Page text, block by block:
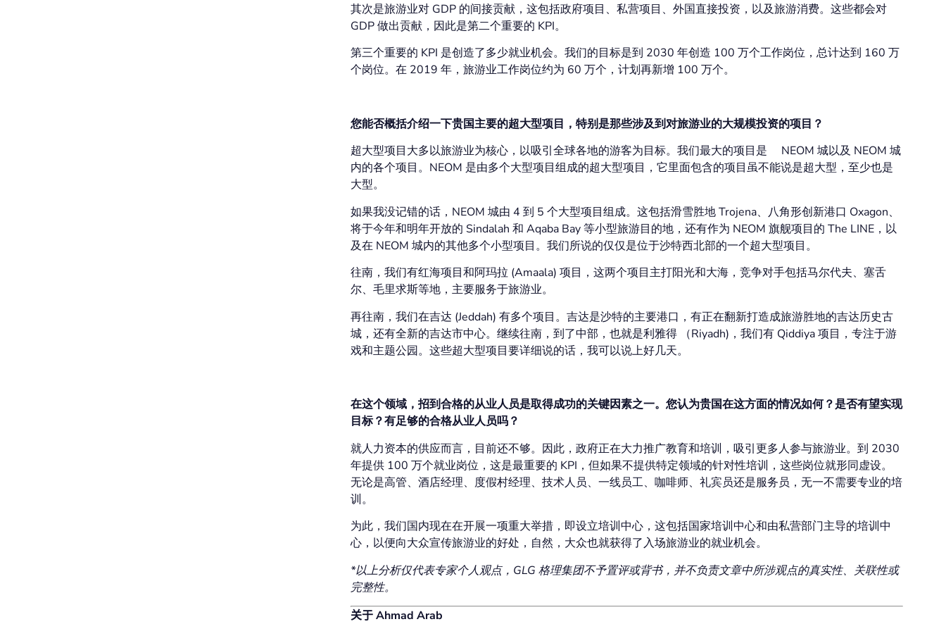
其次是旅游业对 GDP 的间接贡献，这包括政府项目、私营项目、外国直接投资，以及旅游消费。这些都会对
GDP 做出贡献，因此是第二个重要的 KPI。
第三个重要的 KPI 是创造了多少就业机会。我们的目标是到 2030 年创造 100 万个工作岗位，总计达到 160 万
个岗位。在 2019 年，旅游业工作岗位约为 60 万个，计划再新增 100 万个。
您能否概括介绍一下贵国主要的超大型项目，特别是那些涉及到对旅游业的大规模投资的项目？
超大型项目大多以旅游业为核心，以吸引全球各地的游客为目标。我们最大的项目是 NEOM 城以及 NEOM 城
内的各个项目。NEOM 是由多个大型项目组成的超大型项目，它里面包含的项目虽不能说是超大型，至少也是
大型。
如果我没记错的话，NEOM 城由 4 到 5 个大型项目组成。这包括滑雪胜地 Trojena、八角形创新港口 Oxagon、
将于今年和明年开放的 Sindalah 和 Aqaba Bay 等小型旅游目的地，还有作为 NEOM 旗舰项目的 The LINE，以
及在 NEOM 城内的其他多个小型项目。我们所说的仅仅是位于沙特西北部的一个超大型项目。
往南，我们有红海项目和阿玛拉 (Amaala) 项目，这两个项目主打阳光和大海，竞争对手包括马尔代夫、塞舌
尔、毛里求斯等地，主要服务于旅游业。
再往南，我们在吉达 (Jeddah) 有多个项目。吉达是沙特的主要港口，有正在翻新打造成旅游胜地的吉达历史古
城，还有全新的吉达市中心。继续往南，到了中部，也就是利雅得 （Riyadh)，我们有 Qiddiya 项目，专注于游
戏和主题公园。这些超大型项目要详细说的话，我可以说上好几天。
在这个领域，招到合格的从业人员是取得成功的关键因素之一。您认为贵国在这方面的情况如何？是否有望实现
目标？有足够的合格从业人员吗？
就人力资本的供应而言，目前还不够。因此，政府正在大力推广教育和培训，吸引更多人参与旅游业。到 2030
年提供 100 万个就业岗位，这是最重要的 KPI，但如果不提供特定领域的针对性培训，这些岗位就形同虚设。
无论是高管、酒店经理、度假村经理、技术人员、一线员工、咖啡师、礼宾员还是服务员，无一不需要专业的培
训。
为此，我们国内现在在开展一项重大举措，即设立培训中心，这包括国家培训中心和由私营部门主导的培训中
心，以便向大众宣传旅游业的好处，自然，大众也就获得了入场旅游业的就业机会。
*以上分析仅代表专家个人观点，GLG 格理集团不予置评或背书，并不负责文章中所涉观点的真实性、关联性或
完整性。
关于 Ahmad Arab